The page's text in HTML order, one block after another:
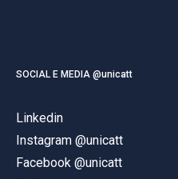
SOCIAL E MEDIA @unicatt
Linkedin
Instagram @unicatt
Facebook @unicatt